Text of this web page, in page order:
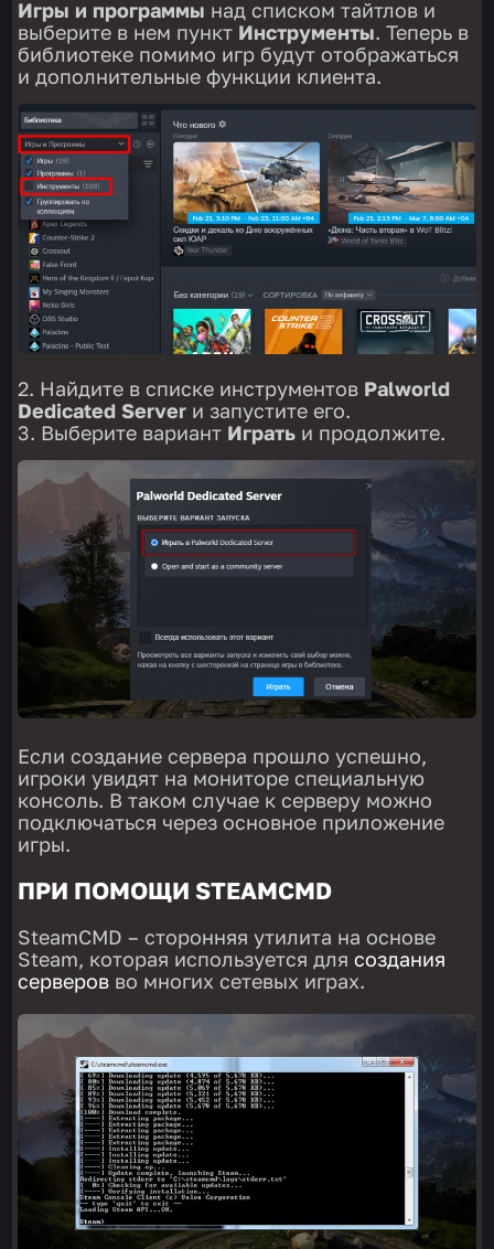
Игры и программы над списком тайтлов и
выберите в нем пункт Инструменты. Теперь в
библиотеке помимо игр будут отображаться
и дополнительные функции клиента.
Найдите в списке инструментов Palworld
Dedicated Server и запустите его.
Выберите вариант Играть и продолжите.
Если создание сервера прошло успешно,
игроки увидят на мониторе специальную
консоль. В таком случае к серверу можно
подключаться через основное приложение
игры.
ПРИ ПОМОЩИ STEAMCMD
SteamCMD – сторонняя утилита на основе
Steam, которая используется длясоздания
серверов во многих сетевых играх.